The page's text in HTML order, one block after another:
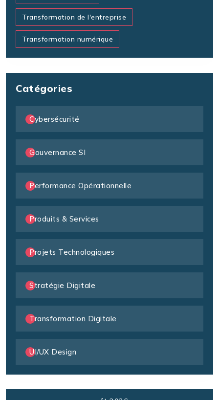
Transformation de l'entreprise
Transformation numérique
Catégories
Cybersécurité
Gouvernance SI
Performance Opérationnelle
Produits & Services
Projets Technologiques
Stratégie Digitale
Transformation Digitale
UI/UX Design